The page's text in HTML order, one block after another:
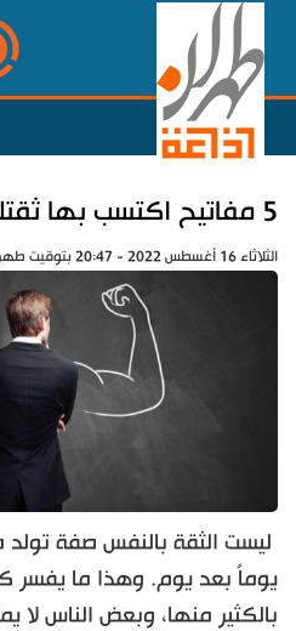
5 مفاتيح اكتسب بها ثقتك بنفسك
الثلاثاء 16 أغسطس 2022 - 20:47 بتوقيت طهران
ليست الثقة بالنفس صفة
يوماً بعد يوم. وهذا ما يفسر
بالكثير منها، وبعض الناس